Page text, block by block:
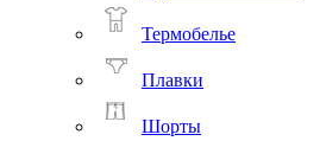
Термобелье
Плавки
Шорты